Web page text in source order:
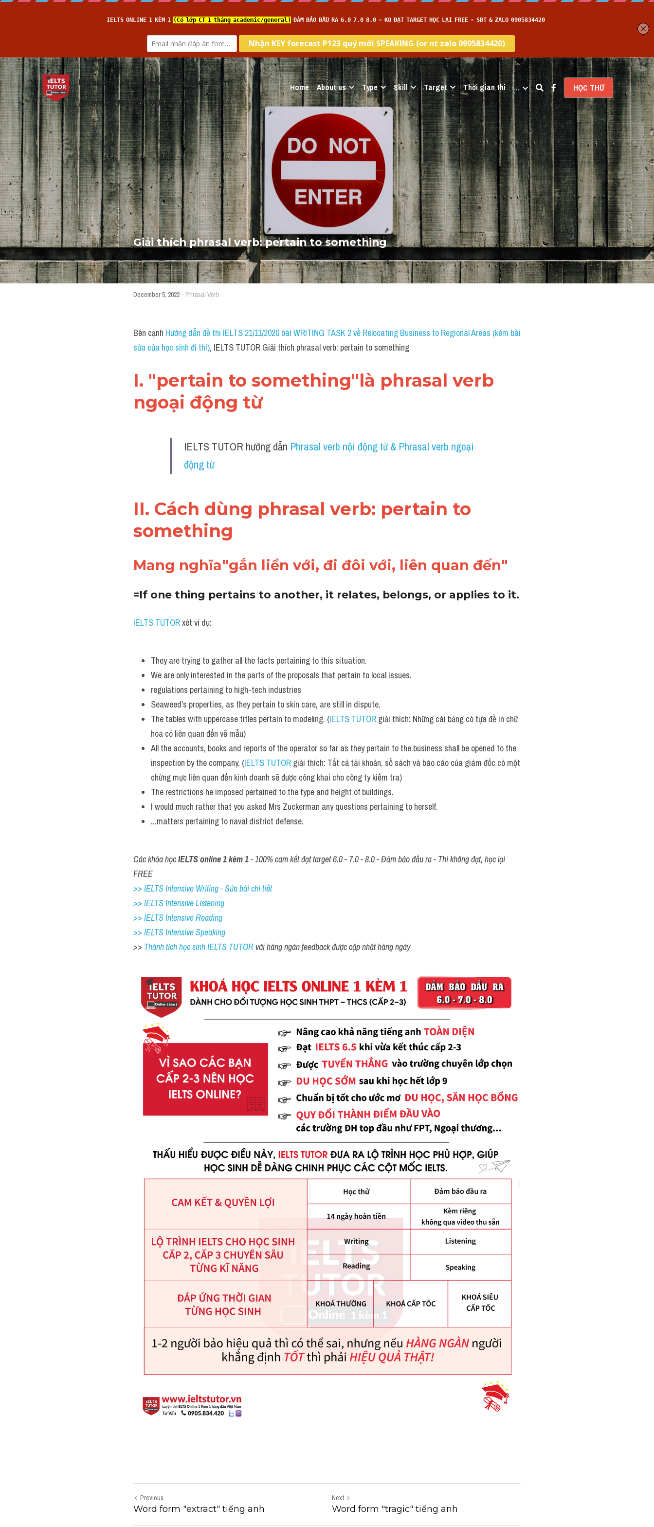
luyenthidaihoctienganhonline.com
(from IELTS TUTOR)
Home About us Type Skill Target Thời gian thi … HỌC THỬ
Giải thích phrasal verb: pertain to something
December 5, 2022 · Phrasal Verb
Bên cạnh Hướng dẫn đề thi IELTS 21/11/2020 bài WRITING TASK 2 về Relocating Business to Regional Areas (kèm bài
sửa của học sinh đi thi), IELTS TUTOR Giải thích phrasal verb: pertain to something
I. "pertain to something"là phrasal verb
ngoại động từ
IELTS TUTOR hướng dẫn Phrasal verb nội động từ & Phrasal verb ngoại
động từ
II. Cách dùng phrasal verb: pertain to
something
Mang nghĩa"gắn liền với, đi đôi với, liên quan đến"
IELTS TUTOR xét ví dụ:
They are trying to gather all the facts pertaining to this situation.
We are only interested in the parts of the proposals that pertain to local issues.
regulations pertaining to high-tech industries
Seaweed’s properties, as they pertain to skin care, are still in dispute.
The tables with uppercase titles pertain to modeling. (IELTS TUTOR giải thích: Những cái bảng có tựa đề in chữ
hoa có liên quan đến vẽ mẫu)
All the accounts, books and reports of the operator so far as they pertain to the business shall be opened to the
inspection by the company. (IELTS TUTOR giải thích: Tất cả tài khoản, sổ sách và báo cáo của giám đốc có một
chừng mực liên quan đến kinh doanh sẽ được công khai cho công ty kiểm tra)
The restrictions he imposed pertained to the type and height of buildings.
I would much rather that you asked Mrs Zuckerman any questions pertaining to herself.
...matters pertaining to naval district defense.
Các khóa học IELTS online 1 kèm 1 - 100% cam kết đạt target 6.0 - 7.0 - 8.0 - Đảm bảo đầu ra - Thi không đạt, học lại
FREE
>> IELTS Intensive Writing - Sửa bài chi tiết
>> IELTS Intensive Listening
>> IELTS Intensive Reading
>> IELTS Intensive Speaking
>> Thành tích học sinh IELTS TUTOR với hàng ngàn feedback được cập nhật hàng ngày
Previous
Word form "extract" tiếng anh
Next
Word form "tragic" tiếng anh